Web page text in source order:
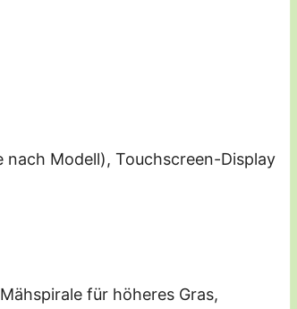
Modell), Touchscreen-Display
für höheres Gras,